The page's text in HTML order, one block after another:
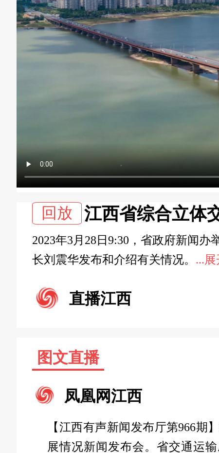
回放 江西省综合立体
2023年3月28日9:30，省政府新闻
长刘震华发布和介绍有关情况。 ...
直播江西
图文直播
凤凰网江西
【江西有声新闻发布厅第966
展情况新闻发布会。省交通运